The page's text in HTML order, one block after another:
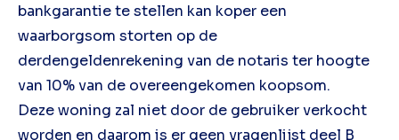
bankgarantie te stellen kan koper een
waarborgsom storten op de
derdengeldenrekening van de notaris ter hoogte
van 10% van de overeengekomen koopsom.
Deze woning zal niet door de gebruiker verkocht
worden en daarom is er geen vragenlijst deel B